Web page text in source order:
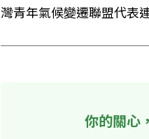
灣青年氣候變遷聯盟代表
你的關心